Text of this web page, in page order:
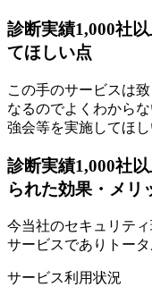
診断実績1,000社
てほしい点
この手のサービスは
なるのでよくわから
強会等を実施してほし
診断実績1,000社
られた効果・メリ
今当社のセキュリテ
サービスでありトー
サービス利用状況